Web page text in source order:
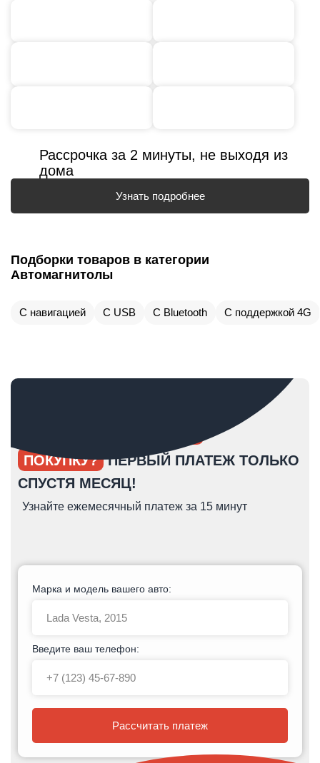
Рассрочка за 2 минуты, не выходя из
дома
Узнать подробнее
Подборки товаров в категории
Автомагнитолы
С навигацией С USB С Bluetooth С поддержкой 4G
ПОКУПКУ? ПЕРВЫЙ ПЛАТЕЖ ТОЛЬКО
СПУСТЯ МЕСЯЦ!
Узнайте ежемесячный платеж за 15 минут
Марка и модель вашего авто:
Введите ваш телефон:
Рассчитать платеж